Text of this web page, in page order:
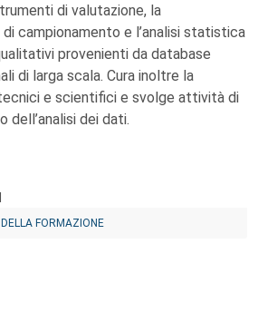
di valutazione, la
campionamento e l’analisi statistica
provenienti da database
di larga scala. Cura inoltre la
e scientifici e svolge attività di
dell’analisi dei dati.
FORMAZIONE